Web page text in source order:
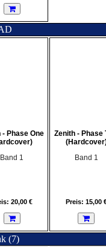
- Phase One
Band 1
20,00 €
Zenith - Phase
Band 1
Preis: 15,00
(7)